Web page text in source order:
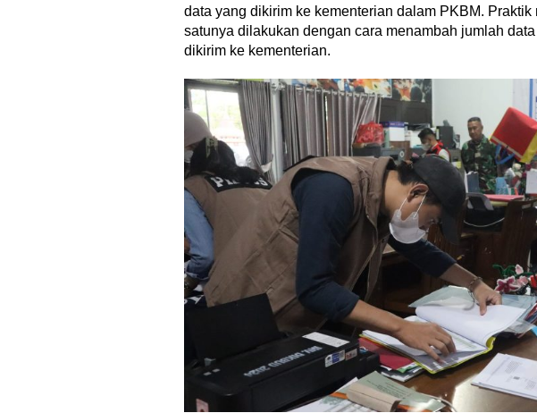
data yang dikirim ke kementerian dalam PKBM.
satunya dilakukan dengan cara menambah jumlah
dikirim ke kementerian.
Menjadi Guru Inspiratif dan
Menyenangkan
Di Akademia, Opini/Artikel | 28 Juli 2026